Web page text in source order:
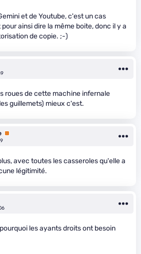
et de Youtube, c'est un cas
ainsi dire la même boite, donc il y a
de copie. ;-)
roues de cette machine infernale
guillemets) mieux c'est.
Premium
avec toutes les casseroles qu'elle a
légitimité.
les ayants droits ont besoin